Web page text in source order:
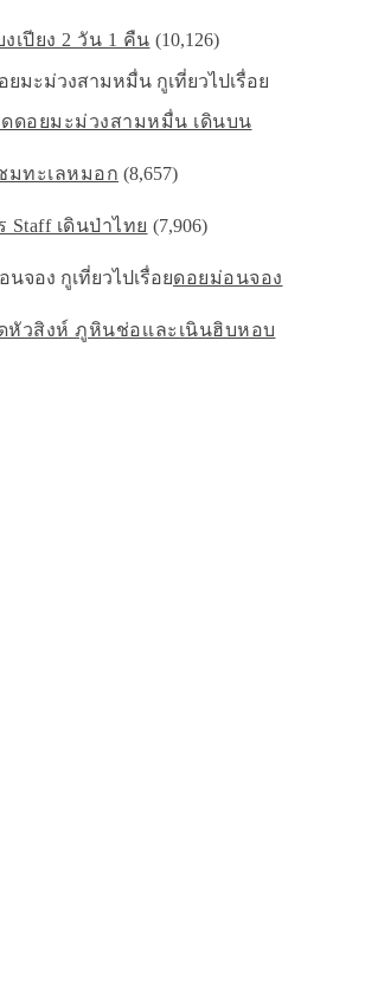
เปียง 2 วัน 1 คืน (10,126)
ดอยมะม่วงสามหมื่น เดินบน
มทะเลหมอก (8,657)
Staff เดินป่าไทย (7,906)
ดอยม่อนจอง
วสิงห์ ภูหินช่อเเละเนินฮิบหอบ